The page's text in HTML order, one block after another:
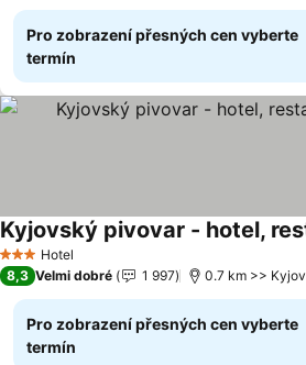
Pro zobrazení přesných cen vyberte
termín
3 Počet hvězdiček
Hotel
8,3 Velmi dobré 1 997 0.7 km >> Kyjov
Pro zobrazení přesných cen vyberte
termín